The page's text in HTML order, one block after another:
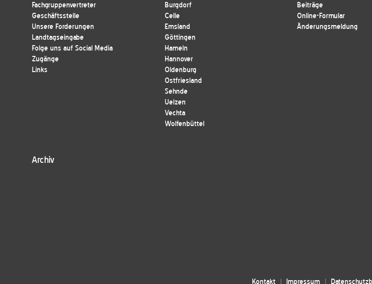
Fachgruppenvertreter
Geschäftsstelle
Unsere Forderungen
Landtagseingabe
Folge uns auf Social Media
Zugänge
Links
Burgdorf
Celle
Emsland
Göttingen
Hameln
Hannover
Oldenburg
Ostfriesland
Sehnde
Uelzen
Vechta
Wolfenbüttel
Beiträge
Online-Formular
Änderungsmeldung
Archiv
Kontakt Impressum